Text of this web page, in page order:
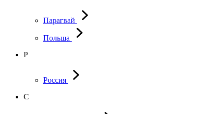
Парагвай
Польша
Р
Россия
С